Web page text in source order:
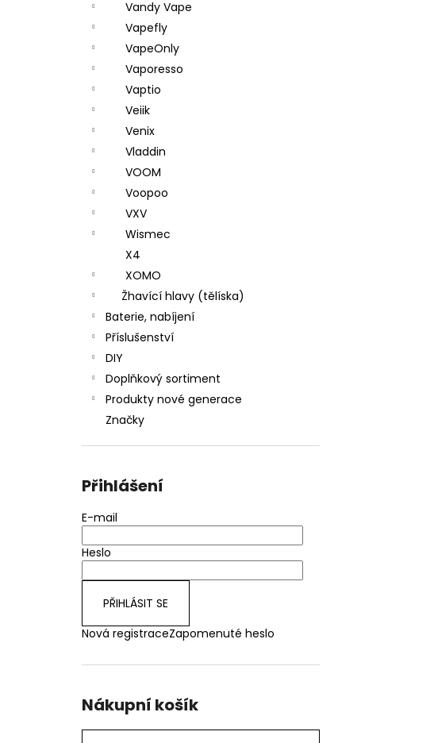
Vandy Vape
Vapefly
VapeOnly
Vaporesso
Vaptio
Veiik
Venix
Vladdin
VOOM
Voopoo
VXV
Wismec
X4
XOMO
Žhavící hlavy (tělíska)
Baterie, nabíjení
Příslušenství
DIY
Doplňkový sortiment
Produkty nové generace
Značky
Přihlášení
E-mail
Heslo
PŘIHLÁSIT SE
Nová registraceZapomenuté heslo
Nákupní košík